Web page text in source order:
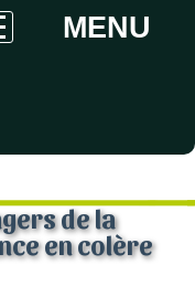
MENU
de la
en colère